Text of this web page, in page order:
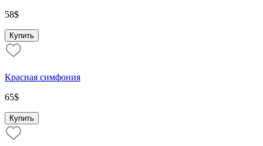
58$
Купить
Красная симфония
65$
Купить